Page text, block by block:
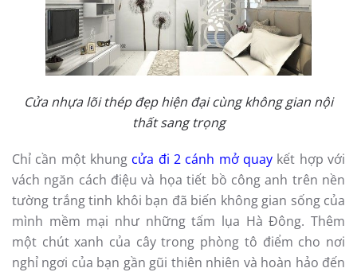
Cửa nhựa lõi thép đẹp hiện đại cùng không gian nội
thất sang trọng
Chỉ cần một khung cửa đi 2 cánh mở quay kết hợp với
vách ngăn cách điệu và họa tiết bồ công anh trên nền
tường trắng tinh khôi bạn đã biến không gian sống của
mình mềm mại như những tấm lụa Hà Đông. Thêm
một chút xanh của cây trong phòng tô điểm cho nơi
nghỉ ngơi của bạn gần gũi thiên nhiên và hoàn hảo đến